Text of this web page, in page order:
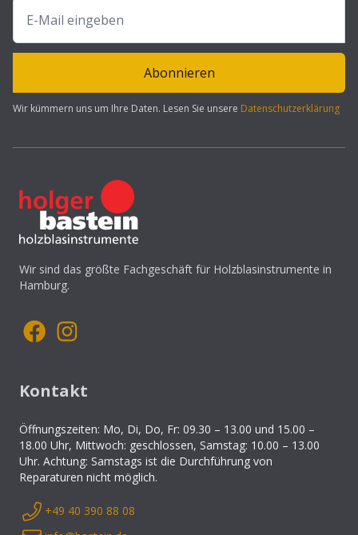
Abonnieren
Wir kümmern uns um Ihre Daten. Lesen Sie unsere Datenschutzerklärung
Wir sind das größte Fachgeschäft für Holzblasinstrumente in
Hamburg.
Kontakt
Öffnungszeiten: Mo, Di, Do, Fr: 09.30 – 13.00 und 15.00 –
18.00 Uhr, Mittwoch: geschlossen, Samstag: 10.00 – 13.00
Uhr. Achtung: Samstags ist die Durchführung von
Reparaturen nicht möglich.
+49 40 390 88 08